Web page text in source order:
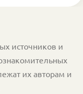
источников и
их авторам и